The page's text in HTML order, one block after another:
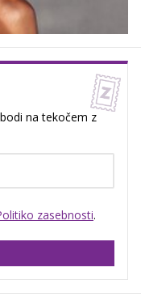
na tekočem z
zasebnosti.